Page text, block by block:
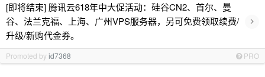
[即将结束] 腾讯云618年中大促活动：硅谷CN2、首尔、曼
谷、法兰克福、上海、广州VPS服务器，另可免费领取续费/
升级/新购代金券。
›
Promoted byid7368 PRO